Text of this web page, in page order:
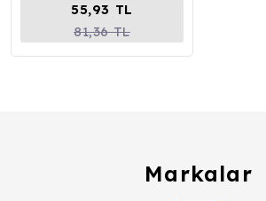
55,93 TL
81,36 TL
Markalar